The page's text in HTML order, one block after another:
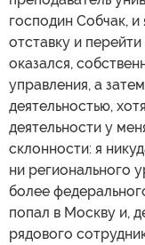
господин Собчак,
отставку и
оказался,
управления, а
деятельностью,
деятельности у
склонности: я
ни регионального
более
попал в Москву и,
рядового